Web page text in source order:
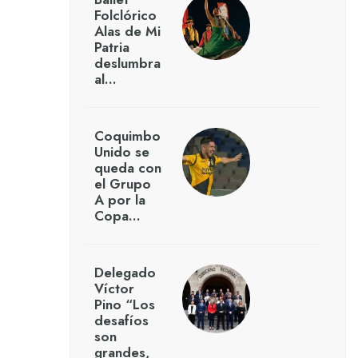
Folclórico
Alas de Mi
Patria
deslumbra
al…
Coquimbo
Unido se
queda con
el Grupo
A por la
Copa…
Delegado
Víctor
Pino “Los
desafíos
son
grandes,